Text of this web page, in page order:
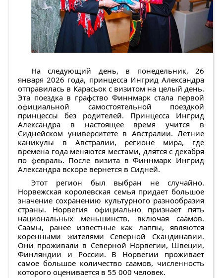
На следующий день, в понедельник, 26
января 2026 года, принцесса Ингрид Александра
отправилась в Карасьок с визитом на целый день.
Эта поездка в графство Финнмарк стала первой
официальной самостоятельной поездкой
принцессы без родителей. Принцесса Ингрид
Александра в настоящее время учится в
Сиднейском университете в Австралии. Летние
каникулы в Австралии, регионе мира, где
времена года меняются местами, длятся с декабря
по февраль. После визита в Финнмарк Ингрид
Александра вскоре вернется в Сидней.
Этот регион был выбран не случайно.
Норвежская королевская семья придает большое
значение сохранению культурного разнообразия
страны. Норвегия официально признает пять
национальных меньшинств, включая саамов.
Саамы, ранее известные как лаппы, являются
коренными жителями Северной Скандинавии.
Они проживали в Северной Норвегии, Швеции,
Финляндии и России. В Норвегии проживает
самое большое количество саамов, численность
которого оценивается в 55 000 человек.